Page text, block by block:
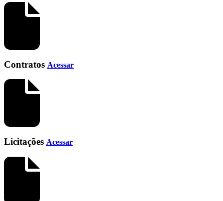
Contratos Acessar
Licitações Acessar